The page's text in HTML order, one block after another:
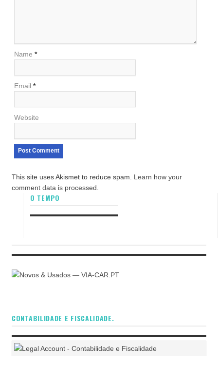
Name *
Email *
Website
This site uses Akismet to reduce spam. Learn how your
comment data is processed.
O TEMPO
CONTABILIDADE E FISCALIDADE.